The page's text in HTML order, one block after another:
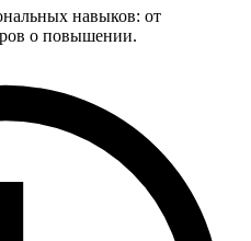
навыков: от
о повышении.